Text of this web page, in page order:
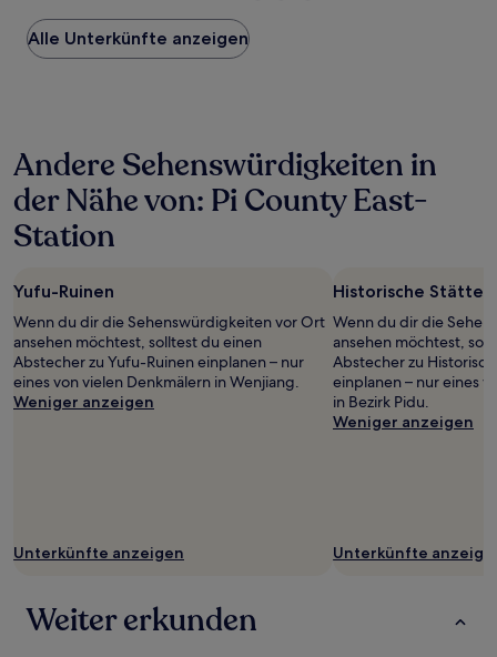
Preis
pro
Nacht,
24 Stunden
für
einen
mit
2 Erwachsenen
gefunden
wurde.
Preise
und
Verfügbarkeiten
gelten.
Alle Unterkünfte anzeigen
Andere Sehenswürdigkeiten in
der Nähe von: Pi County East-
Station
Yufu-Ruinen
Wenn du dir die Sehenswürdigkeiten vor Ort
ansehen möchtest, solltest du einen
Abstecher zu Yufu-Ruinen einplanen – nur
eines von vielen Denkmälern in Wenjiang.
Weniger anzeigen
Unterkünfte anzeigen
Historische Stätte
Wenn du dir die
ansehen möchtest,
Abstecher zu
einplanen – nur eines
in Bezirk Pidu.
Weniger anzeigen
Unterkünfte
Weiter erkunden